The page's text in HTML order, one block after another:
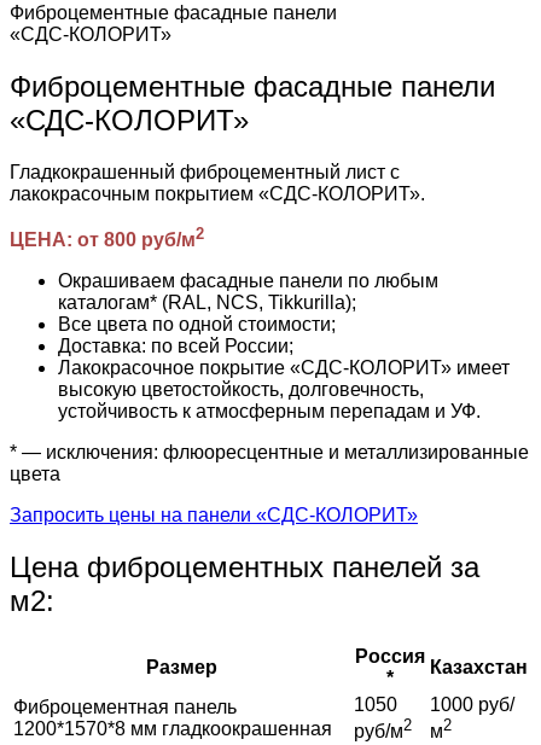
Фиброцементные фасадные панели
«СДС-КОЛОРИТ»
Фиброцементные фасадные панели
«СДС-КОЛОРИТ»
Гладкокрашенный фиброцементный лист с
лакокрасочным покрытием «СДС-КОЛОРИТ».
ЦЕНА: от 800 руб/м2
Окрашиваем фасадные панели по любым
каталогам* (RAL, NCS, Tikkurilla);
Все цвета по одной стоимости;
Доставка: по всей России;
Лакокрасочное покрытие «СДС-КОЛОРИТ» имеет
высокую цветостойкость, долговечность,
устойчивость к атмосферным перепадам и УФ.
* — исключения: флюоресцентные и металлизированные
цвета
Запросить цены на панели «СДС-КОЛОРИТ»
Цена фиброцементных панелей за
м2:
Размер
Россия
*
Казахстан
Фиброцементная панель
1200*1570*8 мм гладкоокрашенная
1050
руб/м2
1000 руб/
м2